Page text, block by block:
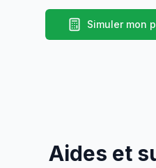
Simuler mon
Aides et